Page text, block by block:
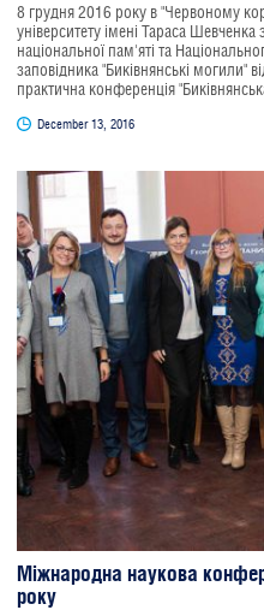
8 грудня 2016 року в "Червоному
університету імені Тараса Шевченка
національної пам'яті та
заповідника "Биківнянські могили"
практична конференція
December 13, 2016
Міжнародна наукова
року